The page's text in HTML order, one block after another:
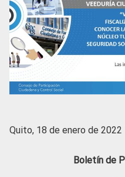
Quito, 18 de enero de 2022
Boletín de